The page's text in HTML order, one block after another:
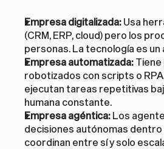
Empresa digitalizada: Usa
(CRM, ERP, cloud) pero los
personas. La tecnología es un
Empresa automatizada:
robotizados con scripts o
ejecutan tareas repetitivas
humana constante.
Empresa agéntica: Los
decisiones autónomas dentro
coordinan entre sí y solo